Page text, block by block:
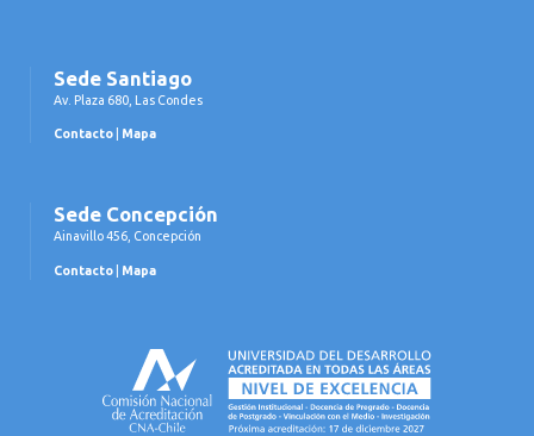
Sede Santiago
Av. Plaza 680, Las Condes
Contacto Mapa
Sede Concepción
Ainavillo 456, Concepción
Contacto Mapa